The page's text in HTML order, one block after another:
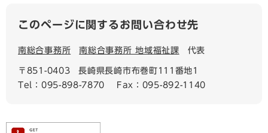
このページに関するお問い合わせ先
南総合事務所 南総合事務所 地域福祉課 代表
〒851-0403
長崎県長崎市布巻町111番地1
Tel：095-898-7870
Fax：095-892-1140